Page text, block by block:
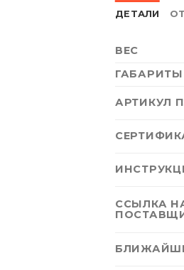
ДЕТАЛИ
ВЕС
ГАБАРИТЫ
АРТИКУЛ
ССЫЛКА